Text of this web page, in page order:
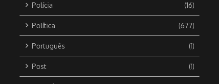
Polícia (16)
Política (677)
Português (1)
Post (1)